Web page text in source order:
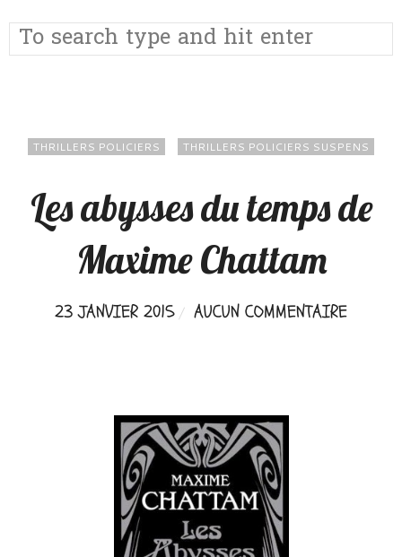
THRILLERS POLICIERS THRILLERS POLICIERS SUSPENS
Les abysses du temps de
Maxime Chattam
23 JANVIER 2015 AUCUN COMMENTAIRE